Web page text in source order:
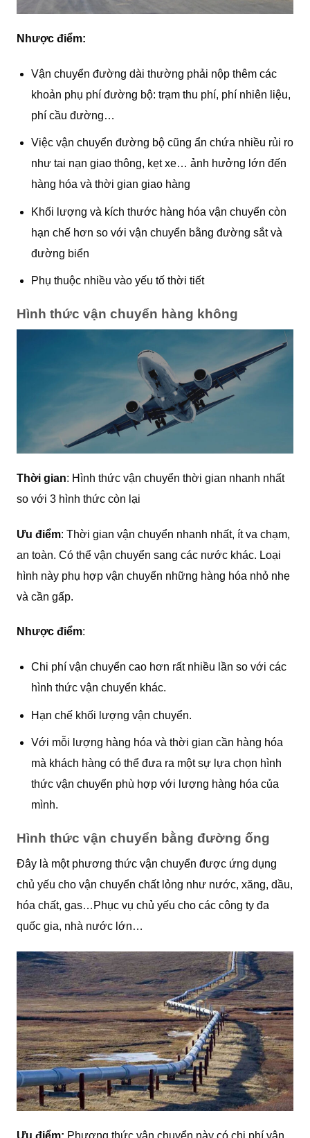
Nhược điểm:
Vận chuyển đường dài thường phải nộp thêm các
khoản phụ phí đường bộ: trạm thu phí, phí nhiên liệu,
phí cầu đường…
Việc vận chuyển đường bộ cũng ẩn chứa nhiều rủi ro
như tai nạn giao thông, kẹt xe… ảnh hưởng lớn đến
hàng hóa và thời gian giao hàng
Khối lượng và kích thước hàng hóa vận chuyển còn
hạn chế hơn so với vận chuyển bằng đường sắt và
đường biển
Phụ thuộc nhiều vào yếu tố thời tiết
Hình thức vận chuyển hàng không
Thời gian: Hình thức vận chuyển thời gian nhanh nhất
so với 3 hình thức còn lại
Ưu điểm: Thời gian vận chuyển nhanh nhất, ít va chạm,
an toàn. Có thể vận chuyển sang các nước khác. Loại
hình này phụ hợp vận chuyển những hàng hóa nhỏ nhẹ
và cần gấp.
Nhược điểm:
Chi phí vận chuyển cao hơn rất nhiều lần so với các
hình thức vận chuyển khác.
Hạn chế khối lượng vận chuyển.
Với mỗi lượng hàng hóa và thời gian cần hàng hóa
mà khách hàng có thể đưa ra một sự lựa chọn hình
thức vận chuyển phù hợp với lượng hàng hóa của
mình.
Hình thức vận chuyển bằng đường ống
Đây là một phương thức vận chuyển được ứng dụng
chủ yếu cho vận chuyển chất lỏng như nước, xăng, dầu,
hóa chất, gas…Phục vụ chủ yếu cho các công ty đa
quốc gia, nhà nước lớn…
Ưu điểm: Phương thức vận chuyển này có chi phí vận